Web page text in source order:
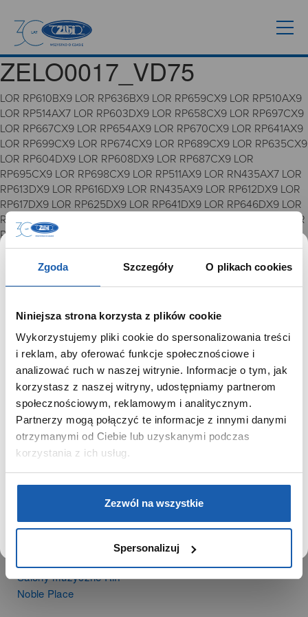
Zgoda Szczegóły O plikach cookies
Niniejsza strona korzysta z plików cookie
Wykorzystujemy pliki cookie do spersonalizowania treści
i reklam, aby oferować funkcje społecznościowe i
analizować ruch w naszej witrynie. Informacje o tym, jak
korzystasz z naszej witryny, udostępniamy partnerom
społecznościowym, reklamowym i analitycznym.
Partnerzy mogą połączyć te informacje z innymi danymi
otrzymanymi od Ciebie lub uzyskanymi podczas
korzystania z ich usług.
Zezwól na wszystkie
Spersonalizuj
ZELO0017_VD75
LOR RP610BX9 LOR RP636BX9 LOR RP659CX9 LOR RP510AX9
LOR RP514AX7 LOR RP603DX9 LOR RP658CX9 LOR RP697CX9
LOR RP667CX9 LOR RP654AX9 LOR RP670CX9 LOR RP641AX9
LOR RP699CX9 LOR RP674CX9 LOR RP689CX9 LOR RP635CX9
LOR RP604DX9 LOR RP608DX9 LOR RP687CX9 LOR
RP695CX9 LOR RP698CX9 LOR RP511AX9 LOR RN435AX7 LOR
RP613DX9 LOR RP616DX9 LOR RN435AX9 LOR RP612DX9 LOR
RP617DX9 LOR RP625DX9 LOR RP641DX9 LOR RP646DX9 LOR
RP648DX9 LOR R3A39AX9 LOR RZ501AX9 LOR RZ503AX9 LOR
RZ505AX9 LOR RZ507AX9 LOR RZ508AX9 LOR RZ509AX9
VD75
Historia
Misja, wizja i wartości Grupy Zibi
Ważne daty
Kariera
Zgoda na ciasteczka
PRODUKTY
Zegarki
Kalkulatory
SIECI SPRZEDAŻY
Salony muzyczne Riff
Noble Place
SZANOWNY UŻYTKOWNIKU,
SZANOWNA UŻYTKOWNICZKO
Używamy plików cookie w celach analitycznych,
statystycznych i marketingowych, w tym aby analizować
ruch w tej witrynie, optymalizować jej działanie oraz
zapamiętywać Twoje preferencje.